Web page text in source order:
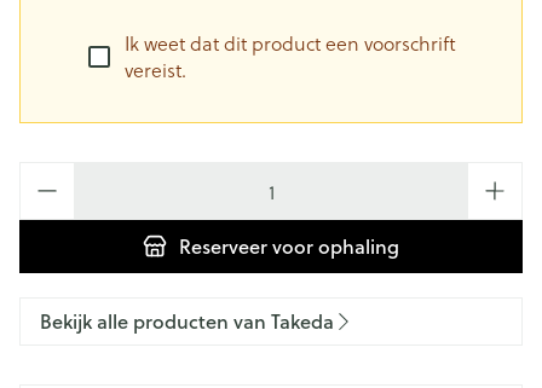
Ik weet dat dit product een voorschrift
vereist.
Reserveervoor ophaling
Bekijk alle producten van Takeda